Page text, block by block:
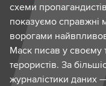
схеми
показуємо справжні
ворогами
Маск писав у своєму
терористів. За
журналістики даних —